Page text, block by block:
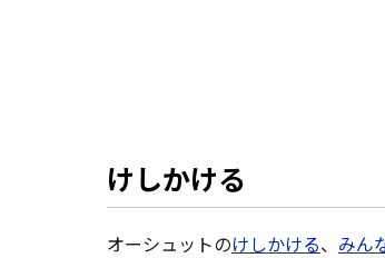
けしかける
オーシュットのけしかける、 みん